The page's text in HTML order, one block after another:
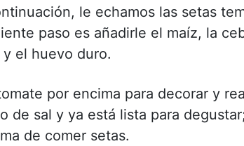
le echamos las setas
paso es añadirle el maíz, la
el huevo duro.
por encima para decorar y
de sal y ya está lista para
de comer setas.